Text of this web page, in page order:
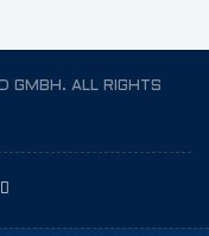
GMBH. ALL RIGHTS